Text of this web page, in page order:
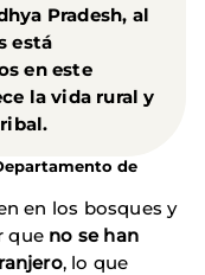
Pradesh, al
está
en este
la vida rural y
de
en los bosques y
que no se han
, lo que